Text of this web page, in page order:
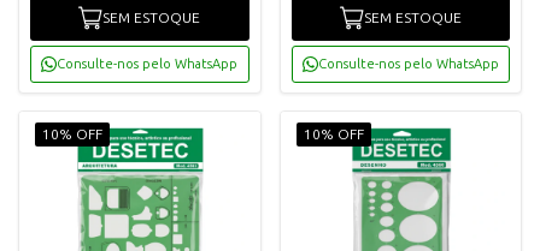
SEM ESTOQUE
Consulte-nos pelo WhatsApp
SEM ESTOQUE
Consulte-nos pelo WhatsApp
10% OFF 10% OFF